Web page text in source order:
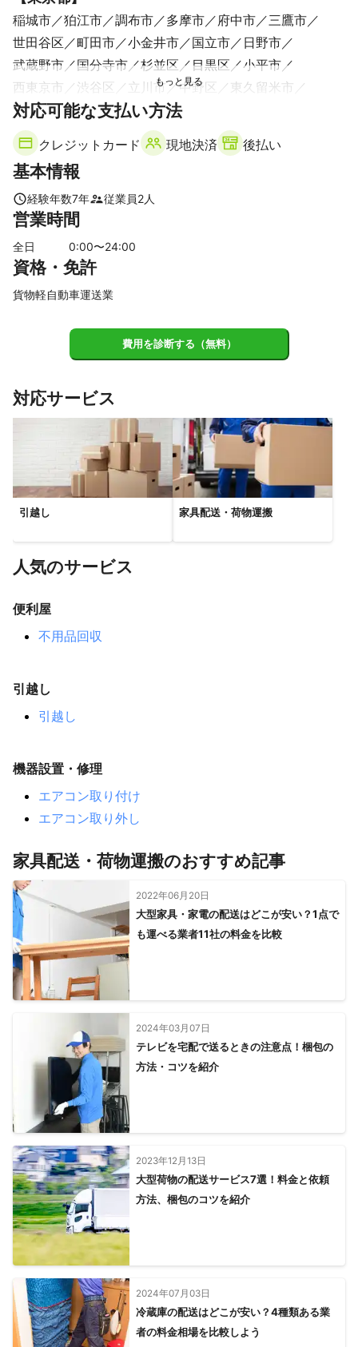
稲城市 狛江市 調布市 多摩市 府中市
三鷹市
世田谷区
町田市 小金井市 国立市
日野市
武蔵野市
国分寺市 杉並区 目黒区
小平市
西東京市
渋谷区 立川市 中野区
東久留米市
品川区
大田区 昭島市 東村山市
新宿区
八王子市 武蔵村山市
豊島区
千代田区 板橋区 中央区 文京区
江東区
羽村市
あきる野市
足立区 日の出町
青梅市
檜原村
【埼玉県】
新座市 和光市
志木市
入間市
三郷市 飯能市 上尾市 坂戸市
毛呂山町
川島町 桶川市 吉川市 伊奈町
越生町
吉見町
ときがわ町
鴻巣市
横瀬町 嵐山町 滑川町 久喜市
小川町
東秩父村 行田市 加須市 羽生市
皆野町 秩父市 長瀞町 深谷市
美里町
本庄市 上里町
【神奈川県
愛川町
相模原市
茅ヶ崎市
清川村
葉山町
箱根町
真鶴町
対応可能な支払い方法
クレジットカード 現地決済 後払い
基本情報
経験年数7年 従業員2人
営業時間
全日 0:00〜24:00
資格・免許
貨物軽自動車運送業
費用を診断する（無料）
対応サービス
引越し 家具配送・荷物運搬
人気のサービス
便利屋
不用品回収
引越し
引越し
機器設置・修理
エアコン取り付け
エアコン取り外し
家具配送・荷物運搬のおすすめ記事
2022年06月20日
大型家具・家電の配送はどこが安い？1点で
も運べる業者11社の料金を比較
2024年03月07日
テレビを宅配で送るときの注意点！梱包の
方法・コツを紹介
2023年12月13日
大型荷物の配送サービス7選！料金と依頼
方法、梱包のコツを紹介
2024年07月03日
冷蔵庫の配送はどこが安い？4種類ある業
者の料金相場を比較しよう